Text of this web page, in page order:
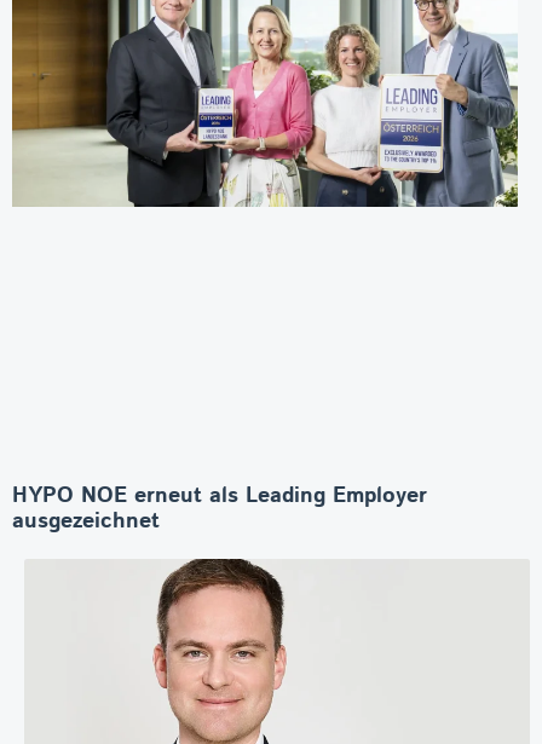
HYPO NOE erneut als Leading Employer
ausgezeichnet